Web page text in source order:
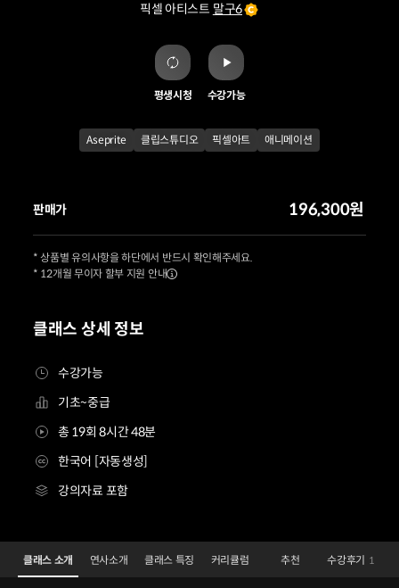
픽셀 아티스트 말구6
평생시청 수강가능
Aseprite 클립스튜디오 픽셀아트 애니메이션
클래스 상세 정보
수강가능
기초~중급
총 19회 8시간 48분
한국어 [자동생성]
강의자료 포함
판매가 196,300원
* 상품별 유의사항을 하단에서 반드시 확인해주세요.
* 12개월 무이자 할부 지원 안내
픽셀 아티스트 말구6Details
Configuration Information Shortcuts
클래스 소개 연사소개 클래스 특징 커리큘럼 추천 수강후기 1